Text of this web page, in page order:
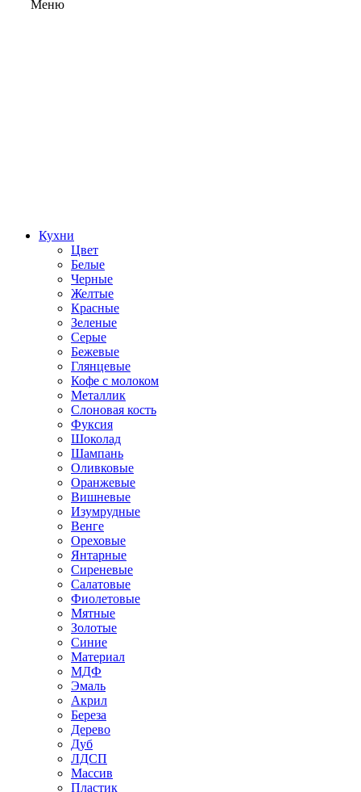
Меню
Кухни
Цвет
Белые
Черные
Желтые
Красные
Зеленые
Серые
Бежевые
Глянцевые
Кофе с молоком
Металлик
Слоновая кость
Фуксия
Шоколад
Шампань
Оливковые
Оранжевые
Вишневые
Изумрудные
Венге
Ореховые
Янтарные
Сиреневые
Салатовые
Фиолетовые
Мятные
Золотые
Синие
Материал
МДФ
Эмаль
Акрил
Береза
Дерево
Дуб
ЛДСП
Массив
Пластик